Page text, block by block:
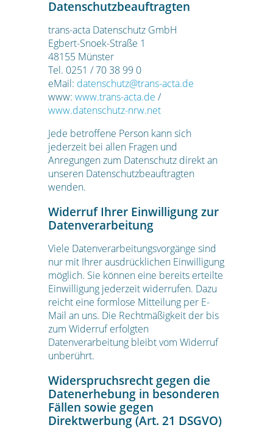
Datenschutzbeauftragten
trans-acta Datenschutz GmbH
Egbert-Snoek-Straße 1
48155 Münster
Tel. 0251 / 70 38 99 0
eMail: datenschutz@trans-acta.de
www: www.trans-acta.de /
www.datenschutz-nrw.net
Jede betroffene Person kann sich
jederzeit bei allen Fragen und
Anregungen zum Datenschutz direkt an
unseren Datenschutzbeauftragten
wenden.
Widerruf Ihrer Einwilligung zur
Datenverarbeitung
Viele Datenverarbeitungsvorgänge sind
nur mit Ihrer ausdrücklichen Einwilligung
möglich. Sie können eine bereits erteilte
Einwilligung jederzeit widerrufen. Dazu
reicht eine formlose Mitteilung per E-
Mail an uns. Die Rechtmäßigkeit der bis
zum Widerruf erfolgten
Datenverarbeitung bleibt vom Widerruf
unberührt.
Widerspruchsrecht gegen die
Datenerhebung in besonderen
Fällen sowie gegen
Direktwerbung (Art. 21 DSGVO)